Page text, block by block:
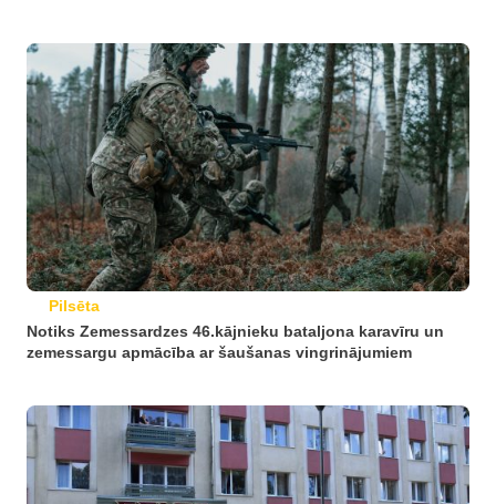
Pilsēta
Notiks Zemessardzes 46.kājnieku bataljona karavīru un
zemessargu apmācība ar šaušanas vingrinājumiem